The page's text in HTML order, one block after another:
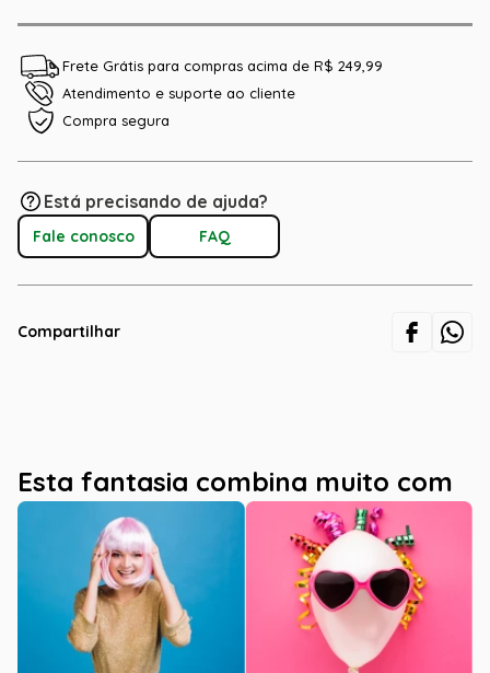
Frete Grátis para compras acima de R$ 249,99
Atendimento e suporte ao cliente
Compra segura
Está precisando de ajuda?
Fale conosco FAQ
Compartilhar
Esta fantasia combina muito com